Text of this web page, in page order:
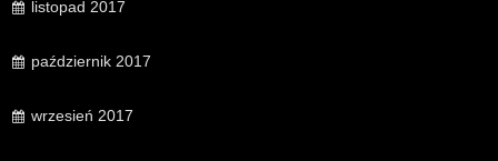
listopad 2017
październik 2017
wrzesień 2017